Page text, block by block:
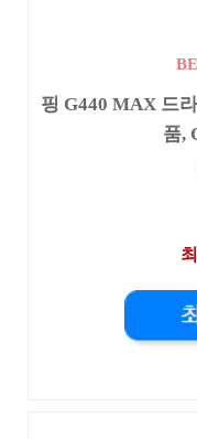
핑 G440 MAX 드
품,